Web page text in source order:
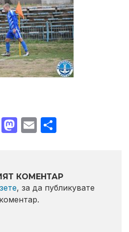
Facebook
Mastodon
Email
КОМЕНТАР
, за да публикувате
коментар.